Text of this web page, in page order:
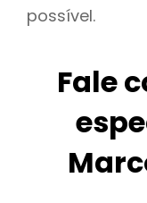
possível.
Fale